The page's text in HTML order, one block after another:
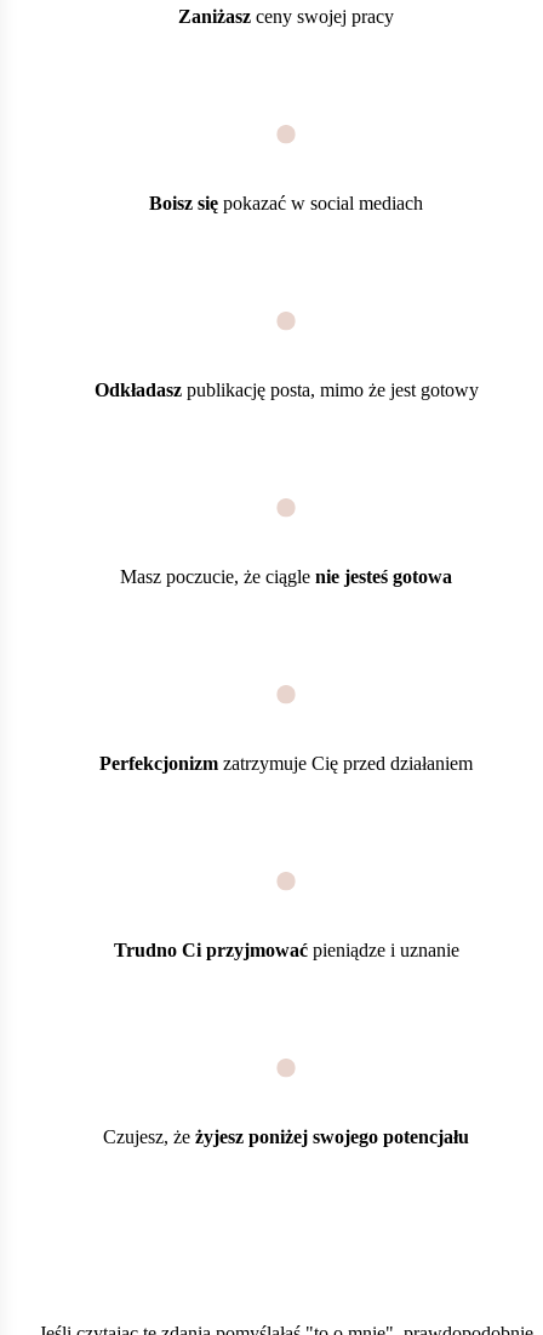
Zaniżasz ceny swojej pracy
Boisz się pokazać w social mediach
Odkładaszpublikację posta, mimo że jest gotowy
Masz poczucie, że ciągle nie jesteś gotowa
Perfekcjonizm zatrzymuje Cię przed działaniem
Trudno Ci przyjmowaćpieniądze i uznanie
Czujesz, że żyjesz poniżej swojego potencjału